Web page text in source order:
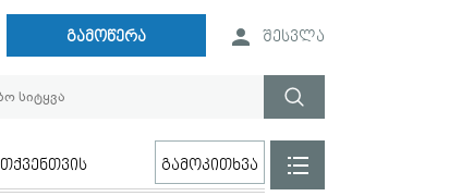
გამოწერა შესვლა
თქვენთვის გამოკითხვა